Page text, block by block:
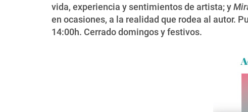
vida, experiencia y sentimientos de artista; y
en ocasiones, a la realidad que rodea al autor.
14:00h. Cerrado domingos y festivos.